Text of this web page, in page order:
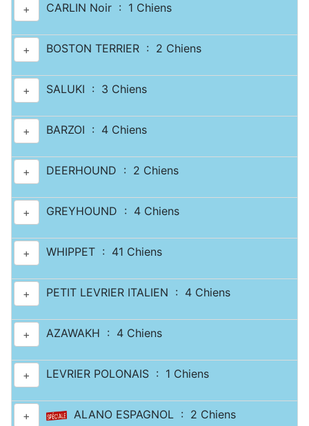
+ CARLIN Noir : 1 Chiens
+ BOSTON TERRIER : 2 Chiens
+ SALUKI : 3 Chiens
+ BARZOI : 4 Chiens
+ DEERHOUND : 2 Chiens
+ GREYHOUND : 4 Chiens
+ WHIPPET : 41 Chiens
+ PETIT LEVRIER ITALIEN : 4 Chiens
+ AZAWAKH : 4 Chiens
+ LEVRIER POLONAIS : 1 Chiens
+ ALANO ESPAGNOL : 2 Chiens